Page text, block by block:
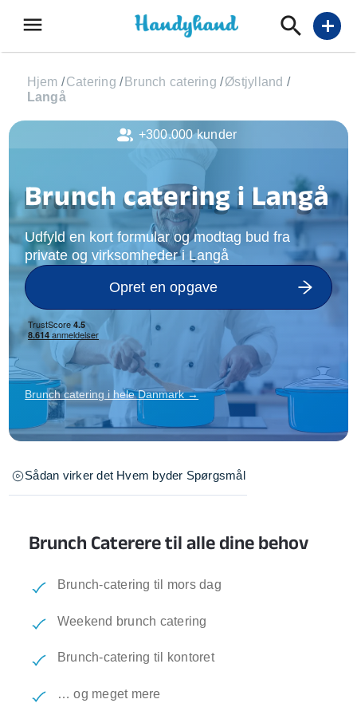
menu add
Hjem /Catering / Brunch catering /Østjylland /
Langå
Brunch catering i Langå
Udfyld en kort formular og modtag bud fra
private og virksomheder i Langå
Opret en opgave
Brunch catering i hele Danmark →
Sådan virker det Hvem byder Spørgsmål
Brunch Caterere til alle dine behov
Brunch-catering til mors dag
Weekend brunch catering
Brunch-catering til kontoret
… og meget mere
+300.000 kunder